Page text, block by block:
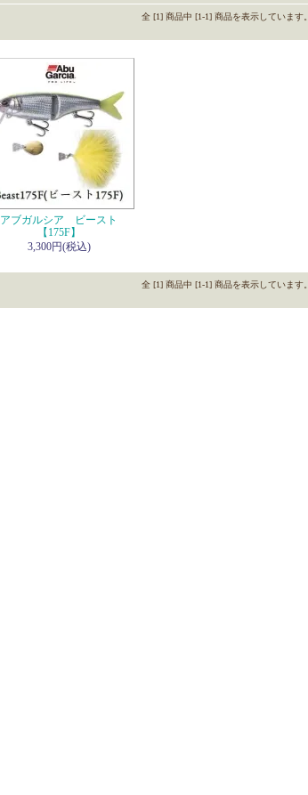
全 [1] 商品中 [1-1] 商品を表示しています。
アブガルシア ビースト
【175F】
3,300円(税込)
全 [1] 商品中 [1-1] 商品を表示しています。